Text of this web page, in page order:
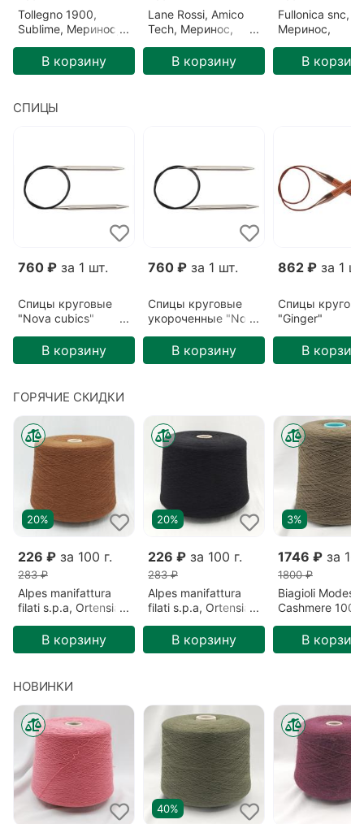
Tollegno 1900,
Sublime, Меринос,
Фиолетовый/
Черничный десерт
В корзину
Lane Rossi, Amico
Tech, Меринос,
(100424-6)
В корзину
Fullonica snc,
Меринос,
Мексика (F103)
В
СПИЦЫ
760 ₽ за 1 шт.
Спицы круговые
"Nova cubics"
В корзину
760 ₽ за 1 шт.
Спицы круговые
укороченные "Nova
3,75мм/40см
В корзину
862 ₽ за 1
Спицы
"Ginger"
В
ГОРЯЧИЕ СКИДКИ
20%
226 ₽ за 100 г.
283 ₽
Alpes manifattura
filati s.p.a, Ortensia,
Коричневый/Сигара
(2193)
В корзину
20%
226 ₽ за 100 г.
283 ₽
Alpes manifattura
filati s.p.a, Ortensia,
Черный/Безлунная
ночь (00836)
В корзину
3%
1746 ₽ за
1800 ₽
Biagioli
Cashmere
Готика
В
НОВИНКИ
40%